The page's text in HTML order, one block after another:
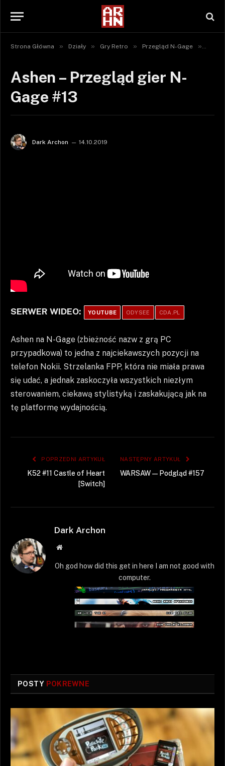
Strona Główna » Działy » Gry Retro » Przegląd N-Gage »
Ashen – Przegląd gier N-
Gage #13
Dark Archon 14.10.2019
SERWER WIDEO: YOUTUBE ODYSEE CDA.PL
Ashen na N-Gage (zbieżność nazw z grą PC
przypadkowa) to jedna z najciekawszych pozycji na
telefon Nokii. Strzelanka FPP, która nie miała prawa
się udać, a jednak zaskoczyła wszystkich niezłym
sterowaniem, ciekawą stylistyką i zaskakującą jak na
tę platformę wydajnością.
POPRZEDNI ARTYKUŁ
K52 #11 Castle of Heart
[Switch]
NASTĘPNY ARTYKUŁ
WARSAW — Podgląd #157
Dark Archon
Strona
Oh god how did this get in here I am not good with
computer.
POSTY POKREWNE